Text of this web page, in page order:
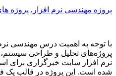
پروژه مهندسی نرم افزار , پروژه
با توجه به اهمیت درس مهندسی نرم
پروژه‌های تحلیل و طراحی
نرم افزار سایت خبرگزاری برای